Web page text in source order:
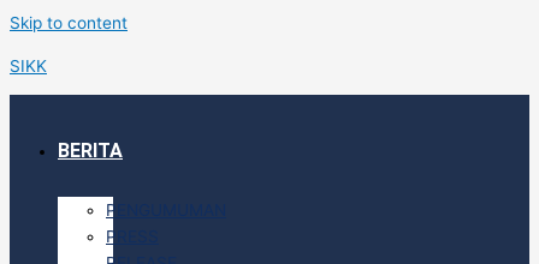
Skip to content
SIKK
BERITA
PENGUMUMAN
PRESS